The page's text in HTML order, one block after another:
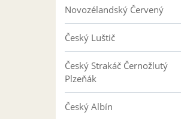
Novozélandský Červený
Český Luštič
Český Strakáč Černožlutý
Plzeňák
Český Albín